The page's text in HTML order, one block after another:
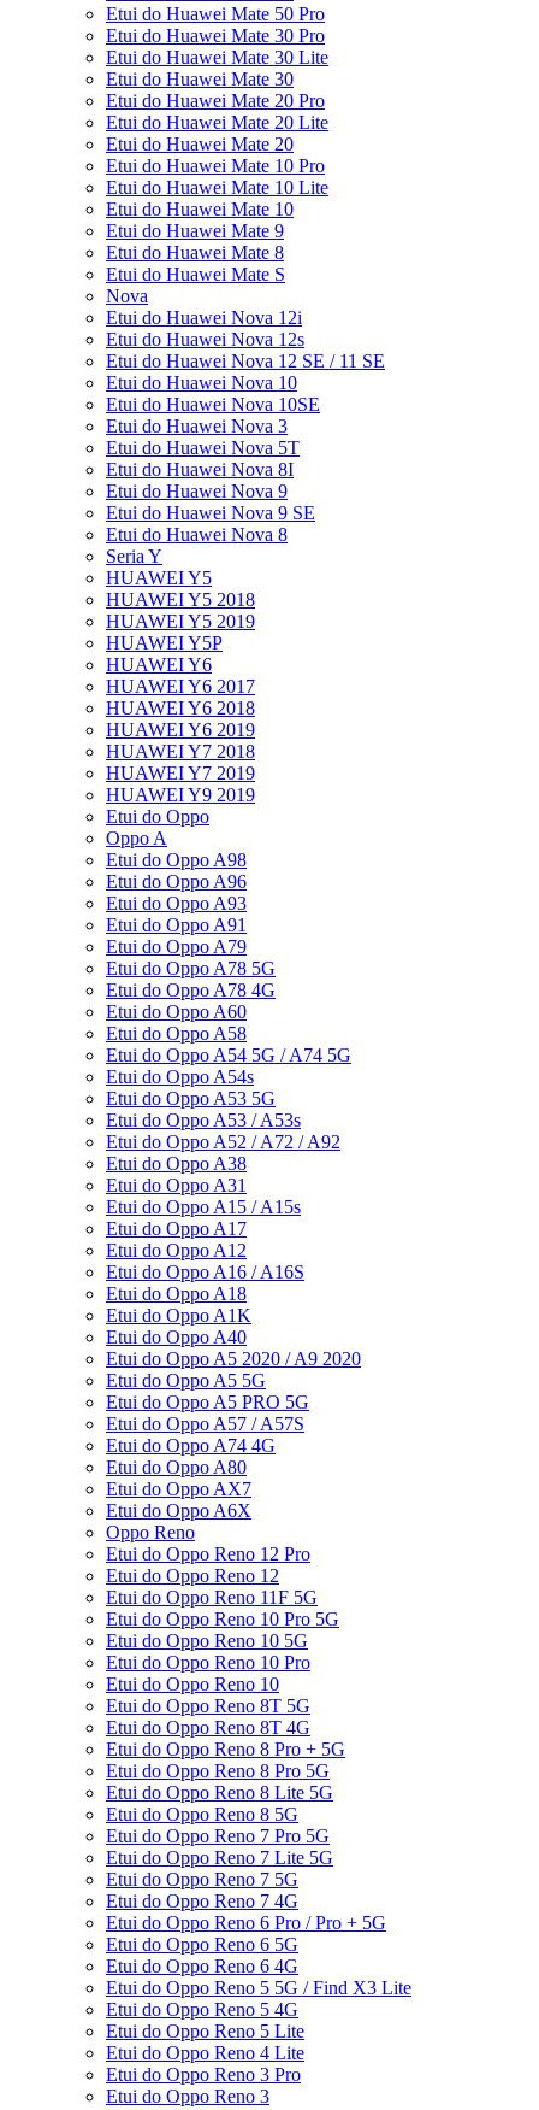
Etui do Huawei Mate 50 Pro
Etui do Huawei Mate 30 Pro
Etui do Huawei Mate 30 Lite
Etui do Huawei Mate 30
Etui do Huawei Mate 20 Pro
Etui do Huawei Mate 20 Lite
Etui do Huawei Mate 20
Etui do Huawei Mate 10 Pro
Etui do Huawei Mate 10 Lite
Etui do Huawei Mate 10
Etui do Huawei Mate 9
Etui do Huawei Mate 8
Etui do Huawei Mate S
Nova
Etui do Huawei Nova 12i
Etui do Huawei Nova 12s
Etui do Huawei Nova 12 SE / 11 SE
Etui do Huawei Nova 10
Etui do Huawei Nova 10SE
Etui do Huawei Nova 3
Etui do Huawei Nova 5T
Etui do Huawei Nova 8I
Etui do Huawei Nova 9
Etui do Huawei Nova 9 SE
Etui do Huawei Nova 8
Seria Y
HUAWEI Y5
HUAWEI Y5 2018
HUAWEI Y5 2019
HUAWEI Y5P
HUAWEI Y6
HUAWEI Y6 2017
HUAWEI Y6 2018
HUAWEI Y6 2019
HUAWEI Y7 2018
HUAWEI Y7 2019
HUAWEI Y9 2019
Etui do Oppo
Oppo A
Etui do Oppo A98
Etui do Oppo A96
Etui do Oppo A93
Etui do Oppo A91
Etui do Oppo A79
Etui do Oppo A78 5G
Etui do Oppo A78 4G
Etui do Oppo A60
Etui do Oppo A58
Etui do Oppo A54 5G / A74 5G
Etui do Oppo A54s
Etui do Oppo A53 5G
Etui do Oppo A53 / A53s
Etui do Oppo A52 / A72 / A92
Etui do Oppo A38
Etui do Oppo A31
Etui do Oppo A15 / A15s
Etui do Oppo A17
Etui do Oppo A12
Etui do Oppo A16 / A16S
Etui do Oppo A18
Etui do Oppo A1K
Etui do Oppo A40
Etui do Oppo A5 2020 / A9 2020
Etui do Oppo A5 5G
Etui do Oppo A5 PRO 5G
Etui do Oppo A57 / A57S
Etui do Oppo A74 4G
Etui do Oppo A80
Etui do Oppo AX7
Etui do Oppo A6X
Oppo Reno
Etui do Oppo Reno 12 Pro
Etui do Oppo Reno 12
Etui do Oppo Reno 11F 5G
Etui do Oppo Reno 10 Pro 5G
Etui do Oppo Reno 10 5G
Etui do Oppo Reno 10 Pro
Etui do Oppo Reno 10
Etui do Oppo Reno 8T 5G
Etui do Oppo Reno 8T 4G
Etui do Oppo Reno 8 Pro + 5G
Etui do Oppo Reno 8 Pro 5G
Etui do Oppo Reno 8 Lite 5G
Etui do Oppo Reno 8 5G
Etui do Oppo Reno 7 Pro 5G
Etui do Oppo Reno 7 Lite 5G
Etui do Oppo Reno 7 5G
Etui do Oppo Reno 7 4G
Etui do Oppo Reno 6 Pro / Pro + 5G
Etui do Oppo Reno 6 5G
Etui do Oppo Reno 6 4G
Etui do Oppo Reno 5 5G / Find X3 Lite
Etui do Oppo Reno 5 4G
Etui do Oppo Reno 5 Lite
Etui do Oppo Reno 4 Lite
Etui do Oppo Reno 3 Pro
Etui do Oppo Reno 3